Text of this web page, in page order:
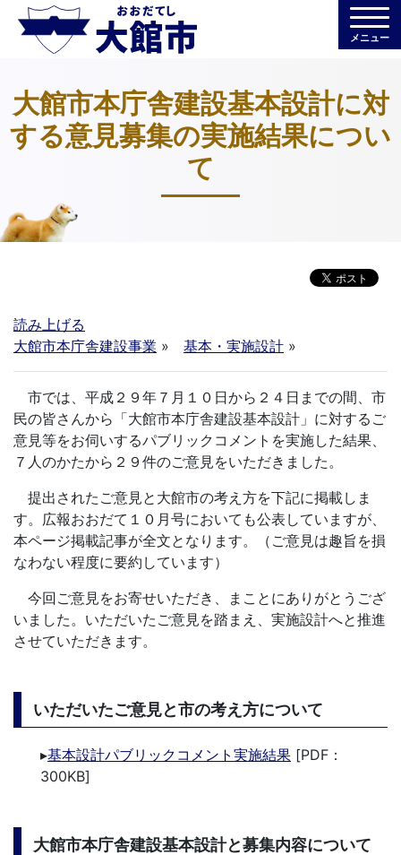
メニュー
大館市本庁舎建設基本設計に対
する意見募集の実施結果につい
て
読み上げる
大館市本庁舎建設事業 » 基本・実施設計 »
市では、平成２９年７月１０日から２４日までの間、市
民の皆さんから「大館市本庁舎建設基本設計」に対するご
意見等をお伺いするパブリックコメントを実施した結果、
７人のかたから２９件のご意見をいただきました。
提出されたご意見と大館市の考え方を下記に掲載しま
す。広報おおだて１０月号においても公表していますが、
本ページ掲載記事が全文となります。（ご意見は趣旨を損
なわない程度に要約しています）
今回ご意見をお寄せいただき、まことにありがとうござ
いました。いただいたご意見を踏まえ、実施設計へと推進
させていただきます。
いただいたご意見と市の考え方について
▸基本設計パブリックコメント実施結果 [PDF：
300KB]
大館市本庁舎建設基本設計と募集内容について